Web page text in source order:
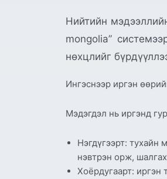
Нийтийн
mongolia”
нөхцлийг
Ингэснээр иргэн
Мэдэгдэл нь иргэнд
Нэгдүгээрт: тухайн
нэвтрэн орж,
Хоёрдугаарт: